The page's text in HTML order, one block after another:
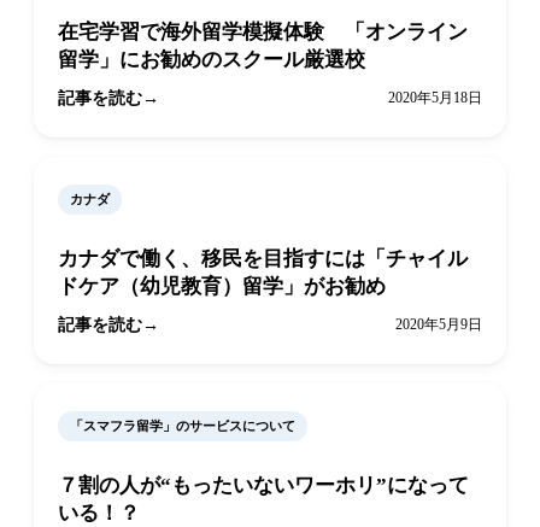
在宅学習で海外留学模擬体験 「オンライン
留学」にお勧めのスクール厳選校
記事を読む 2020年5月18日
カナダ
カナダで働く、移民を目指すには「チャイル
ドケア（幼児教育）留学」がお勧め
記事を読む 2020年5月9日
「スマフラ留学」のサービスについて
７割の人が“もったいないワーホリ”になって
いる！？